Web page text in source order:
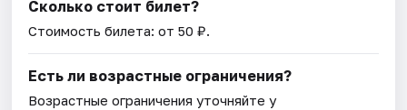
Сколько стоит билет?
Стоимость билета: от 50 ₽.
Есть ли возрастные ограничения?
Возрастные ограничения уточняйте у